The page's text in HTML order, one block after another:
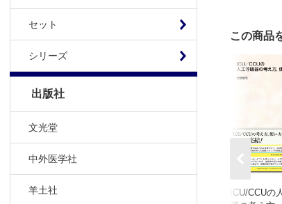
セット
シリーズ
出版社
文光堂
中外医学社
羊土社
第6章
1 日
2 静
3 リ
第7章
1 一
2
3 リ
この商品
ICU/CCUの